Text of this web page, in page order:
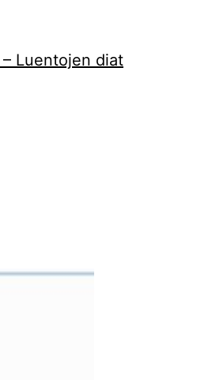
– Luentojen diat